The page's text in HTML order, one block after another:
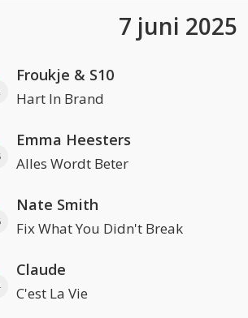
7 juni 2025
Froukje & S10
Hart In Brand
Emma Heesters
Alles Wordt Beter
Nate Smith
Fix What You Didn't Break
Claude
C'est La Vie